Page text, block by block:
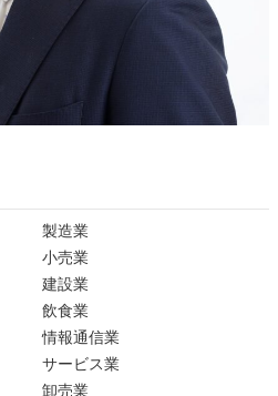
製造業
小売業
建設業
飲食業
情報通信業
サービス業
卸売業